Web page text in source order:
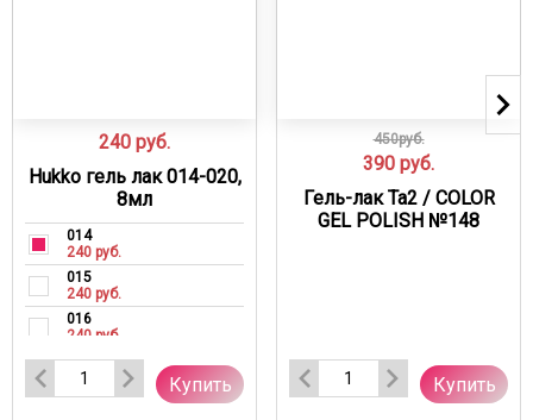
240 руб.
Hukko гель лак 014-020,
8мл
014
240 руб.
015
240 руб.
016
240 руб.
017
240 руб.
018
Купить
450руб.
390 руб.
Гель-лак Ta2 / COLOR
GEL POLISH №148
Купить